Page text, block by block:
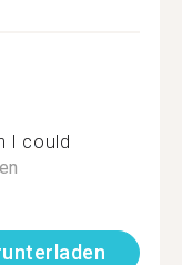
I could